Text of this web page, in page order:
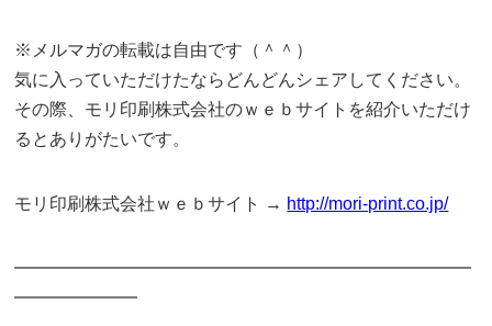
※メルマガの転載は自由です（＾＾）
気に入っていただけたならどんどんシェアしてください。
その際、モリ印刷株式会社のｗｅｂサイトを紹介いただけ
るとありがたいです。
モリ印刷株式会社ｗｅｂサイト → http://mori-print.co.jp/
━━━━━━━━━━━━━━━━━━━━━━━━━━
━━━━━━━